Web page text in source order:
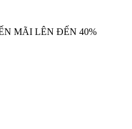
MÃI LÊN ĐẾN 40%